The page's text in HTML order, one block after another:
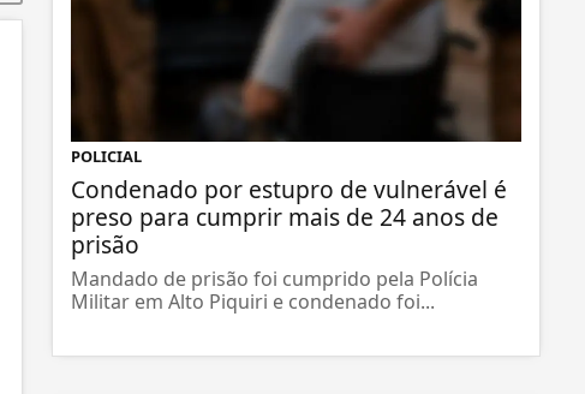
POLICIAL
Condenado por estupro de vulnerável é
preso para cumprir mais de 24 anos de
prisão
Mandado de prisão foi cumprido pela Polícia
Militar em Alto Piquiri e condenado foi...